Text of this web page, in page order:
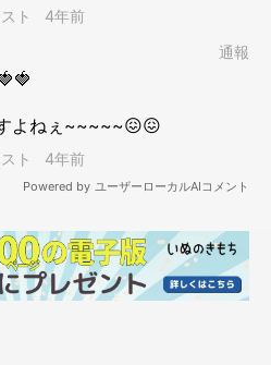
、呼んでもないのにスタンバイし
うです。ただ、おかあさん犬はお
てほしかったな。